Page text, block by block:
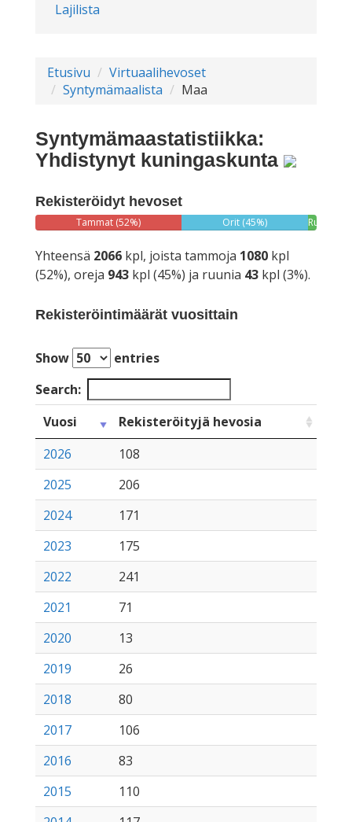
Lajilista
Etusivu
Virtuaalihevoset
Syntymämaalista
Maa
Syntymämaastatistiikka:
Yhdistynyt kuningaskunta
Rekisteröidyt hevoset
Tammat (52%) Orit (45%)
Ruunat
Yhteensä 2066 kpl, joista tammoja 1080 kpl
(52%), oreja 943 kpl (45%) ja ruunia 43 kpl (3%).
Rekisteröintimäärät vuosittain
Show
entries
Search:
Vuosi
Rekisteröityjä hevosia
2026
108
2025
206
2024
171
2023
175
2022
241
2021
71
2020
13
2019
26
2018
80
2017
106
2016
83
2015
110